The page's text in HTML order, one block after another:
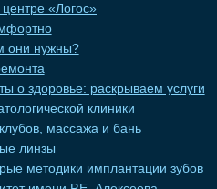
«Логос»
они нужны?
о здоровье: раскрываем услуги
клиники
массажа и бань
линзы
методики имплантации зубов